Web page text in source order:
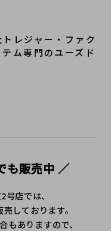
レジャー・ファク
ム専門のユーズド
も販売中 ／
店では、
しております。
もありますので、